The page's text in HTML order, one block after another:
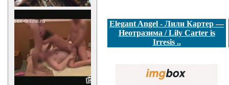
Elegant Angel - Лили Картер —
Неотразима / Lily Carter is
Irresis ..